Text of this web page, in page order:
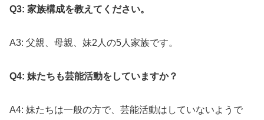
Q3: 家族構成を教えてください。
A3: 父親、母親、妹2人の5人家族です。
Q4: 妹たちも芸能活動をしていますか？
A4: 妹たちは一般の方で、芸能活動はしていないようで